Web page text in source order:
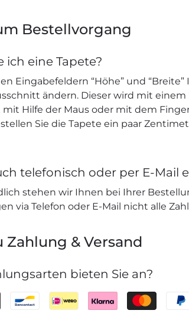
Bestellvorgang
ich eine Tapete?
Eingabefeldern “Höhe” und
ändern. Dieser wird mit
Hilfe der Maus oder mit dem
Sie die Tapete ein paar
telefonisch oder per E-Mail
stehen wir Ihnen bei Ihrer
via Telefon oder E-Mail nicht alle
Zahlung & Versand
bieten Sie an?